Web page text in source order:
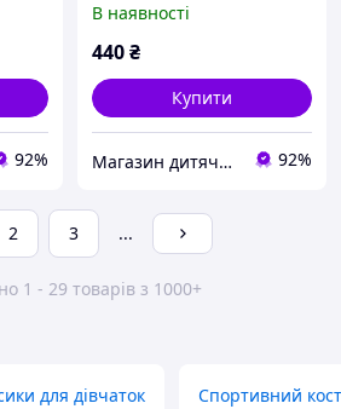
92%
В наявності
440₴
Купити
Магазин дитячого одягу та взуття Ma'Linka 92%
2 3 ...
1 - 29 товарів з 1000+
для дівчаток Спортивний